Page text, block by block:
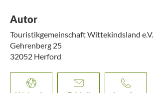
Autor
Touristikgemeinschaft Wittekindsland e.V.
Gehrenberg 25
32052 Herford